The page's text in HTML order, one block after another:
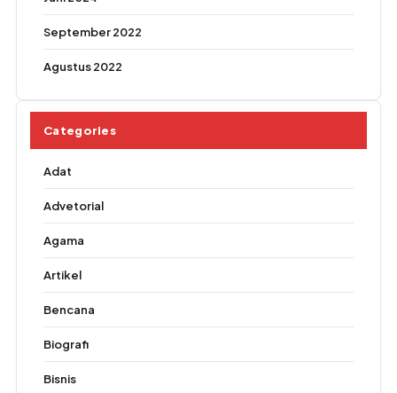
September 2022
Agustus 2022
Categories
Adat
Advetorial
Agama
Artikel
Bencana
Biografi
Bisnis